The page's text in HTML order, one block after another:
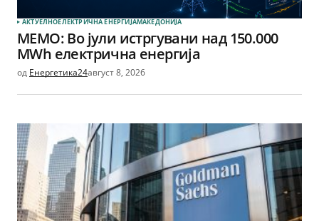
АКТУЕЛНОЕЛЕКТРИЧНА ЕНЕРГИЈАМАКЕДОНИЈА
МЕМО: Во јули истргувани над 150.000
MWh електрична енергија
од Енергетика24август 8, 2026